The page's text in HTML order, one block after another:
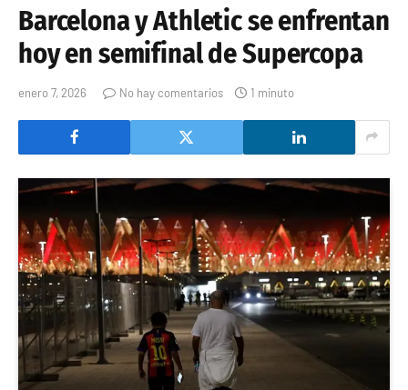
Barcelona y Athletic se enfrentan
hoy en semifinal de Supercopa
enero 7, 2026 No hay comentarios 1 minuto